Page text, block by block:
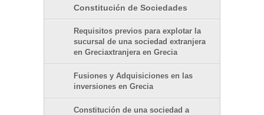
Constitucićn de Sociedades
Requisitos previos para explotar la
sucursal de una sociedad extranjera
en Greciaxtranjera en Grecia
Fusiones y Adquisiciones en las
inversiones en Grecia
Constitución de una sociedad a